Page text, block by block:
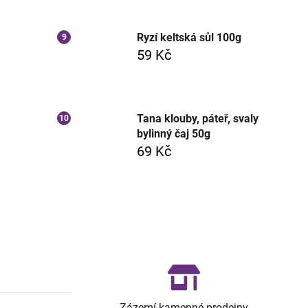
Ryzí keltská sůl 100g
59 Kč
Tana klouby, páteř, svaly
bylinný čaj 50g
69 Kč